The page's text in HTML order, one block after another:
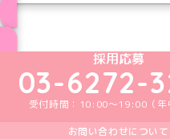
めいどり
めい
採用応募
03-6272-
受付時間：10:00～19:00（年
お問い合わせについて